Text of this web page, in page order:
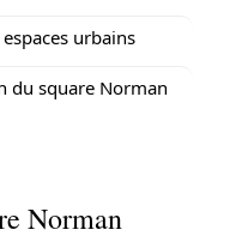
urbains
du square Norman
Norman